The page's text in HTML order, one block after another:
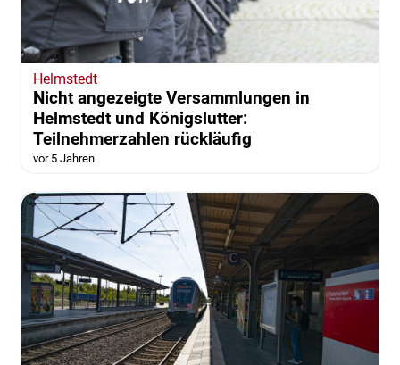
Helmstedt
Nicht angezeigte Versammlungen in
Helmstedt und Königslutter:
Teilnehmerzahlen rückläufig
vor 5 Jahren